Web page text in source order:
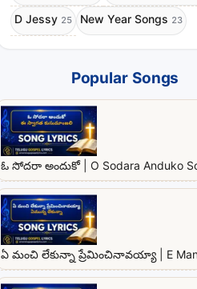
D Jessy 25 New Year Songs 23
Popular Songs
ఓ సోదరా అందుకో | O Sodara Anduko
ఏ మంచి లేకున్నా ప్రేమించినావయ్యా | E